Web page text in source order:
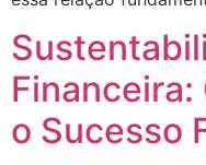
o Sucesso